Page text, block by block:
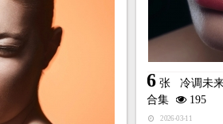
6 张冷调未
合集
195
2026-03-11